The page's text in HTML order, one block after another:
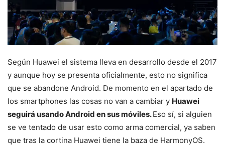
Según Huawei el sistema lleva en desarrollo desde el 2017
y aunque hoy se presenta oficialmente, esto no significa
que se abandone Android. De momento en el apartado de
los smartphones las cosas no van a cambiar y Huawei
seguirá usando Android en sus móviles.Eso sí, si alguien
se ve tentado de usar esto como arma comercial, ya saben
que tras la cortina Huawei tiene la baza de HarmonyOS.